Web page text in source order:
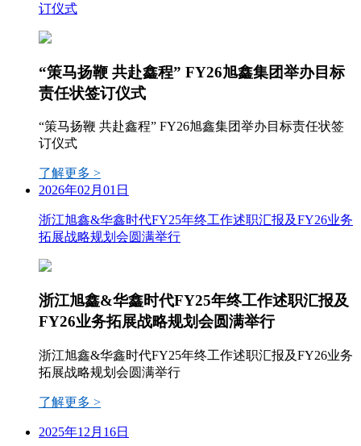
订仪式
“策马扬鞭 共赴鑫程” FY26旭鑫集团举办目标
责任状签订仪式
“策马扬鞭 共赴鑫程” FY26旭鑫集团举办目标责任状签
订仪式
了解更多 >
2026年02月01日
浙江旭鑫&华鑫时代FY25年终工作述职汇报及FY26业务
拓展战略规划会圆满举行
浙江旭鑫&华鑫时代FY25年终工作述职汇报及
FY26业务拓展战略规划会圆满举行
浙江旭鑫&华鑫时代FY25年终工作述职汇报及FY26业务
拓展战略规划会圆满举行
了解更多 >
2025年12月16日